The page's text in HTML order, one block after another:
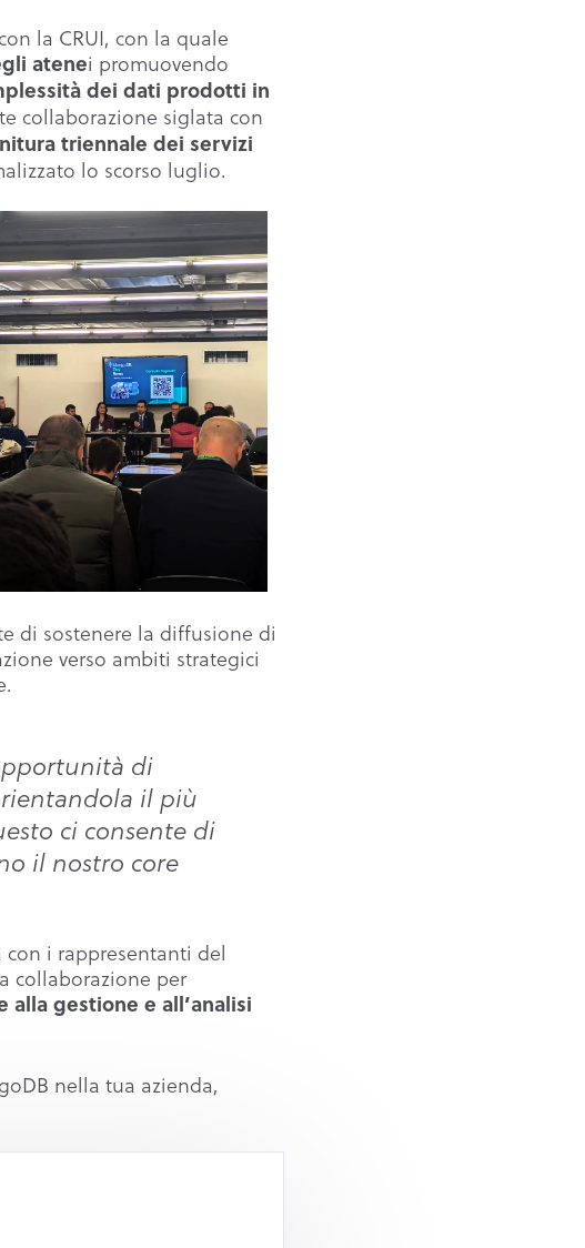
la CRUI, con la quale
atenei promuovendo
dei dati prodotti in
collaborazione siglata con
triennale dei servizi
lo scorso luglio.
di sostenere la diffusione di
verso ambiti strategici
di
il più
ci consente di
il nostro core
i rappresentanti del
collaborazione per
alla gestione e all’analisi
nella tua azienda,